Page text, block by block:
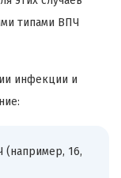
типами ВПЧ
инфекции и
(например, 16,